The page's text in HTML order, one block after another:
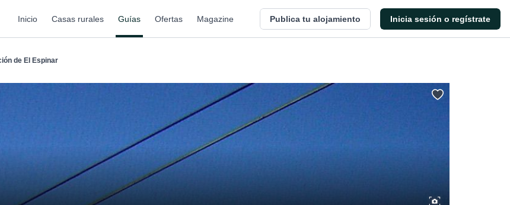
Inicio Casas rurales Guías Ofertas Magazine Publica tu alojamiento Inicia sesión o regístrate
de El Espinar